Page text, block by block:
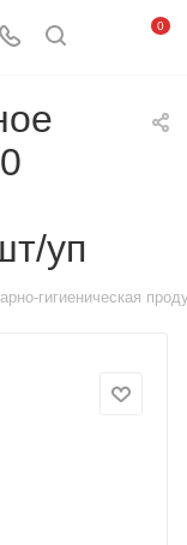
0
уп
гигиеническая